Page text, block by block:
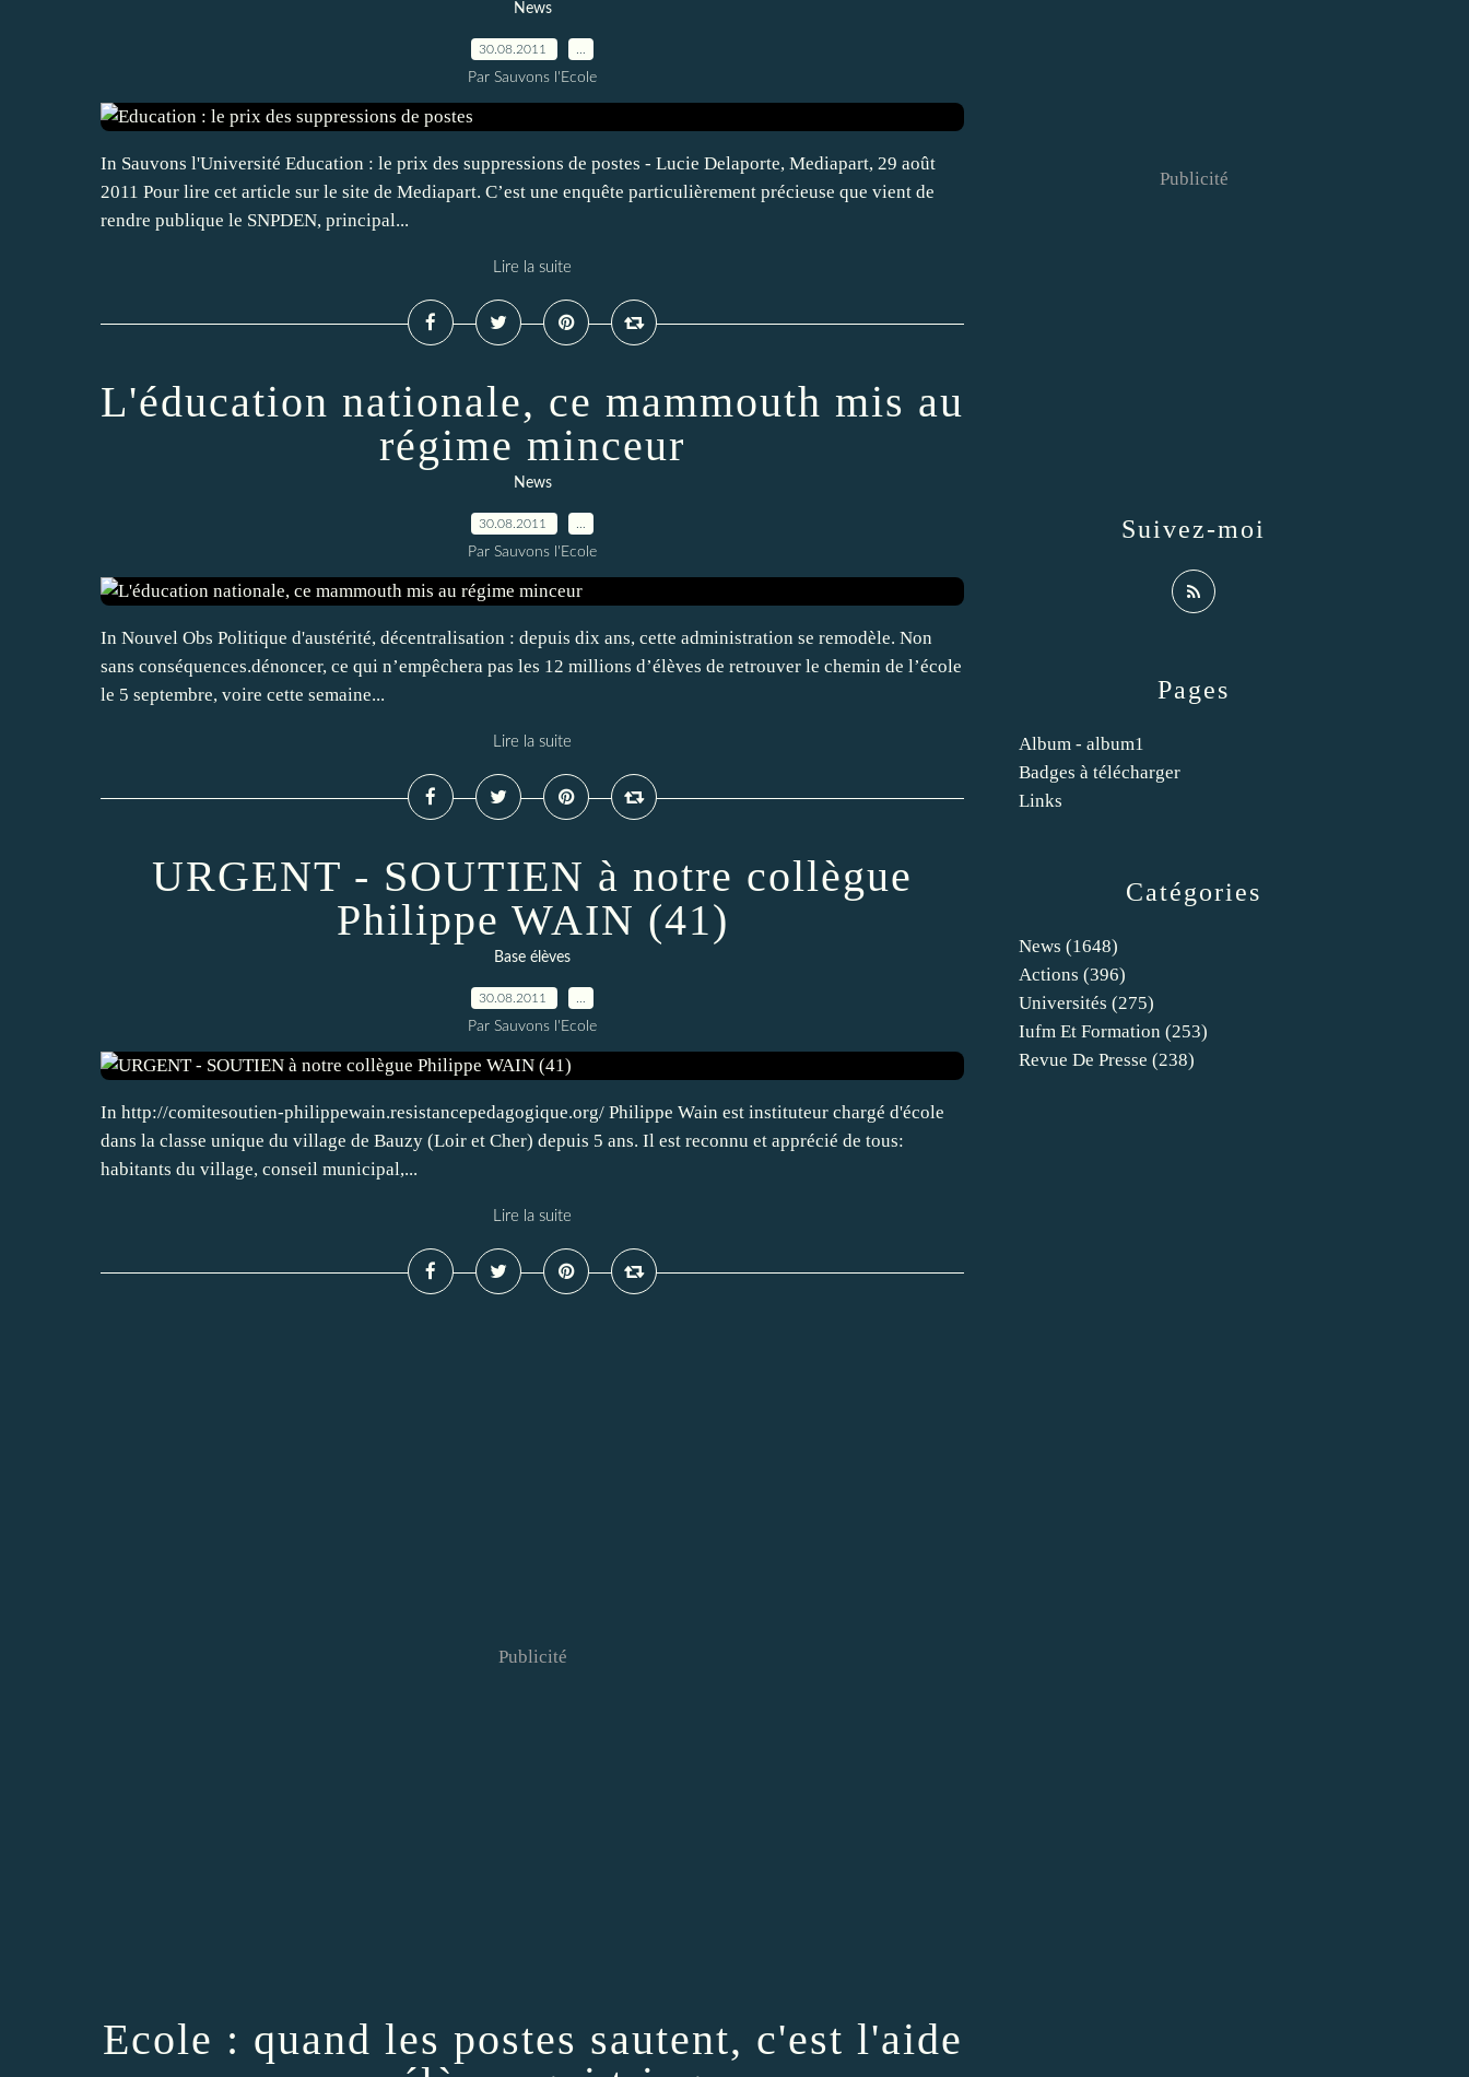
News
30.08.2011
Par Sauvons l'Ecole
In Sauvons l'Université Education : le prix des suppressions de postes - Lucie Delaporte, Mediapart, 29 août
2011 Pour lire cet article sur le site de Mediapart. C’est une enquête particulièrement précieuse que vient de
rendre publique le SNPDEN, principal...
Lire la suite
L'éducation nationale, ce mammouth mis au
régime minceur
News
30.08.2011
Par Sauvons l'Ecole
In Nouvel Obs Politique d'austérité, décentralisation : depuis dix ans, cette administration se remodèle. Non
sans conséquences.dénoncer, ce qui n’empêchera pas les 12 millions d’élèves de retrouver le chemin de l’école
le 5 septembre, voire cette semaine...
Lire la suite
URGENT - SOUTIEN à notre collègue
Philippe WAIN (41)
Base élèves
30.08.2011
Par Sauvons l'Ecole
In http://comitesoutien-philippewain.resistancepedagogique.org/ Philippe Wain est instituteur chargé d'école
dans la classe unique du village de Bauzy (Loir et Cher) depuis 5 ans. Il est reconnu et apprécié de tous:
habitants du village, conseil municipal,...
Lire la suite
Publicité
Ecole : quand les postes sautent, c'est l'aide
Catégories
News (1648)
Actions (396)
Universités (275)
Iufm Et Formation (253)
Revue De Presse (238)
Pages
Album - album1
Badges à télécharger
Links
Suivez-moi
Publicité